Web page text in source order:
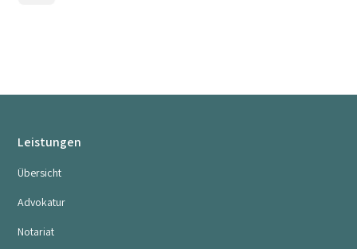
Leistungen
Übersicht
Advokatur
Notariat